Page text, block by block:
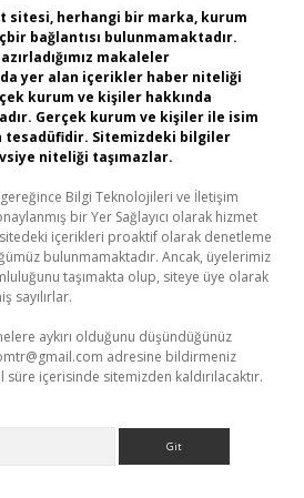
sitesi, herhangi bir marka, kurum
bağlantısı bulunmamaktadır.
makaleler
yer alan içerikler haber niteliği
kurum ve kişiler hakkında
Gerçek kurum ve kişiler ile isim
Sitemizdeki bilgiler
niteliği taşımazlar.
gereğince Bilgi Teknolojileri ve İletişim
bir Yer Sağlayıcı olarak hizmet
içerikleri proaktif olarak denetleme
bulunmamaktadır. Ancak, üyelerimiz
taşımakta olup, siteye üye olarak
sayılırlar.
aykırı olduğunu düşündüğünüz
adresine bildirmeniz
içerisinde sitemizden kaldırılacaktır.